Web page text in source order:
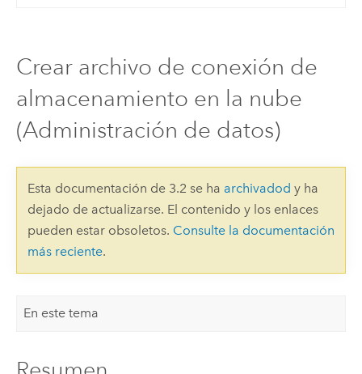
Crear archivo de conexión de
almacenamiento en la nube
(Administración de datos)
Esta documentación de 3.2 se ha archivadod y ha
dejado de actualizarse. El contenido y los enlaces
pueden estar obsoletos. Consulte la documentación
más reciente.
En este tema